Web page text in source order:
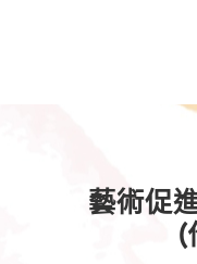
藝術促
(